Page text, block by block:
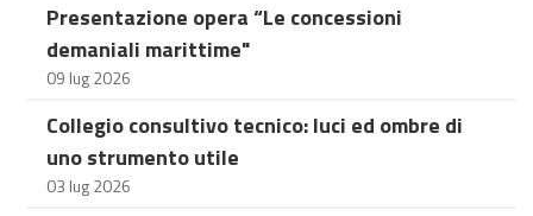
Presentazione opera “Le concessioni
demaniali marittime"
09 lug 2026
Collegio consultivo tecnico: luci ed ombre di
uno strumento utile
03 lug 2026